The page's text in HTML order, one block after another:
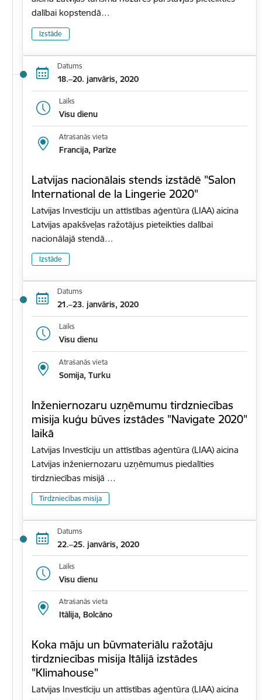
dalībai kopstendā…
Izstāde
Datums
18.–20. janvāris, 2020
Laiks
Visu dienu
Atrašanās vieta
Francija, Parīze
Latvijas nacionālais stends izstādē "Salon
International de la Lingerie 2020"
Latvijas Investīciju un attīstības aģentūra (LIAA) aicina
Latvijas apakšveļas ražotājus pieteikties dalībai
nacionālajā stendā…
Izstāde
Datums
21.–23. janvāris, 2020
Laiks
Visu dienu
Atrašanās vieta
Somija, Turku
Inženiernozaru uzņēmumu tirdzniecības
misija kuģu būves izstādes "Navigate 2020"
laikā
Latvijas Investīciju un attīstības aģentūra (LIAA) aicina
Latvijas inženiernozaru uzņēmumus piedalīties
tirdzniecības misijā …
Tirdzniecības misija
Datums
22.–25. janvāris, 2020
Laiks
Visu dienu
Atrašanās vieta
Itālija, Bolcāno
Koka māju un būvmateriālu ražotāju
tirdzniecības misija Itālijā izstādes
"Klimahouse"
Latvijas Investīciju un attīstības aģentūra (LIAA) aicina